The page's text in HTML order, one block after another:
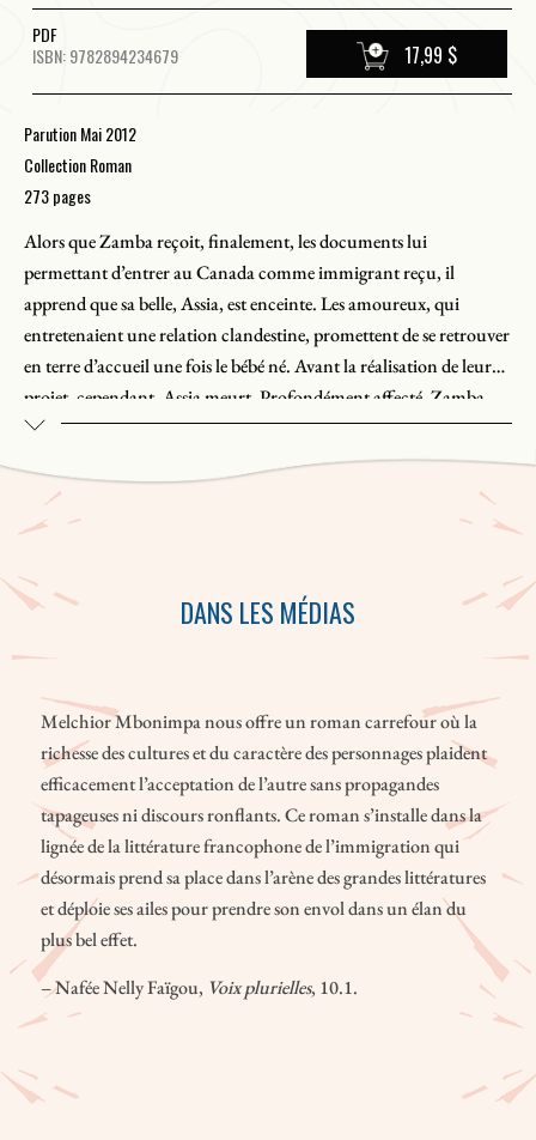
PDF
ISBN: 9782894234679
17,99 $
Parution Mai 2012
Collection Roman
273 pages
Alors que Zamba reçoit, finalement, les documents lui
permettant d’entrer au Canada comme immigrant reçu, il
apprend que sa belle, Assia, est enceinte. Les amoureux, qui
entretenaient une relation clandestine, promettent de se retrouver
en terre d’accueil une fois le bébé né. Avant la réalisation de leur
projet, cependant, Assia meurt. Profondément affecté, Zamba
s’accrochera dès lors à une mission : l’éducation de son fils
Manéno. Mais des circonstances viendront infléchir son destin,
dont la rencontre accidentelle de la jeune Mélanie, que Zamba
aidera à sortir de la détresse. De cette rencontre naîtra une
Au fil des ans, et grâce à l’investissement généreux et soutenu des
Sangwaétablie sur deux continents contribuera à relever les défis
associés à ce projet d’envergure.
DANS LES MÉDIAS
Melchior Mbonimpa nous offre un roman carrefour où la
richesse des cultures et du caractère des personnages plaident
efficacement l’acceptation de l’autre sans propagandes
tapageuses ni discours ronflants. Ce roman s’installe dans la
lignée de la littérature francophone de l’immigration qui
désormais prend sa place dans l’arène des grandes littératures
et déploie ses ailes pour prendre son envol dans un élan du
plus bel effet.
– Nafée Nelly Faïgou, Voix plurielles, 10.1.